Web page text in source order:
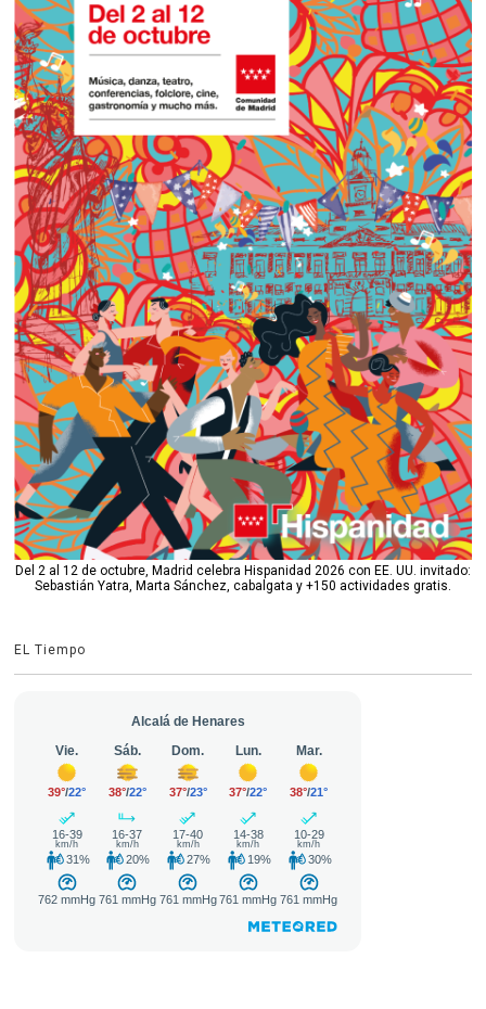
Del 2 al 12 de octubre, Madrid celebra Hispanidad 2026 con EE. UU. invitado:
Sebastián Yatra, Marta Sánchez, cabalgata y +150 actividades gratis.
EL Tiempo